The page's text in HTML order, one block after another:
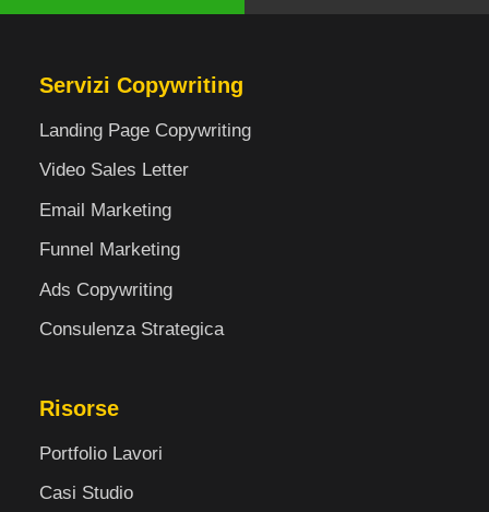
Servizi Copywriting
Landing Page Copywriting
Video Sales Letter
Email Marketing
Funnel Marketing
Ads Copywriting
Consulenza Strategica
Risorse
Portfolio Lavori
Casi Studio